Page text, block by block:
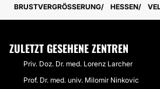
BRUSTVERGRÖSSERUNG
HESSEN
ZULETZT GESEHENE ZENTREN
Priv. Doz. Dr. med. Lorenz Larcher
Prof. Dr. med. univ. Milomir Ninkovic